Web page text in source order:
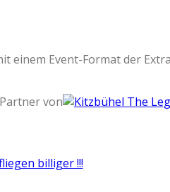
Event-Format der
von
billiger !!!